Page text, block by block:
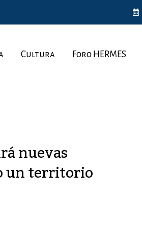
Cultura Foro HERMES
nuevas
un territorio